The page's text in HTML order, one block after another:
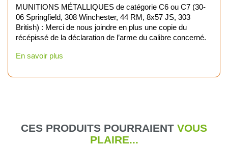
MUNITIONS MÉTALLIQUES de catégorie C6 ou C7 (30-
06 Springfield, 308 Winchester, 44 RM, 8x57 JS, 303
British) : Merci de nous joindre en plus une copie du
récépissé de la déclaration de l’arme du calibre concerné.
En savoir plus
CES PRODUITS POURRAIENT VOUS
PLAIRE...